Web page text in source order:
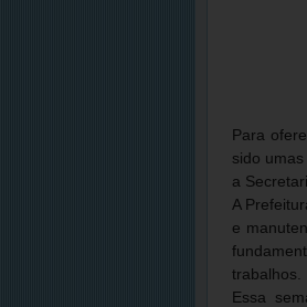
Para
sido
a
A
e
trabalhos.
Essa